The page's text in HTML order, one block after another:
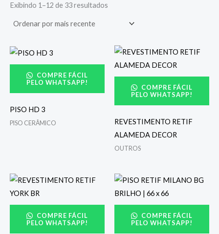
Exibindo 1–12 de 33 resultados
COMPRE FÁCIL
PELO WHATSAPP!
PISO HD 3
PISO CERÂMICO
COMPRE FÁCIL
PELO WHATSAPP!
REVESTIMENTO RETIF
ALAMEDA DECOR
OUTROS
COMPRE FÁCIL
PELO WHATSAPP!
COMPRE FÁCIL
PELO WHATSAPP!